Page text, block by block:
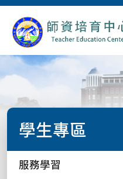
學生專區
服務學習